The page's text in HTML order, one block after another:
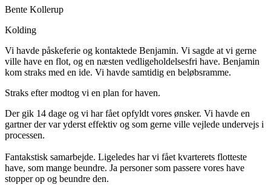
Bente Kollerup
Kolding
Vi havde påskeferie og kontaktede Benjamin. Vi sagde at vi gerne
ville have en flot, og en næsten vedligeholdelsesfri have. Benjamin
kom straks med en ide. Vi havde samtidig en beløbsramme.
Straks efter modtog vi en plan for haven.
Der gik 14 dage og vi har fået opfyldt vores ønsker. Vi havde en
gartner der var yderst effektiv og som gerne ville vejlede undervejs i
processen.
​Fantakstisk samarbejde. Ligeledes har vi fået kvarterets flotteste
have, som mange beundre. Ja personer som passere vores have
stopper op og beundre den.​